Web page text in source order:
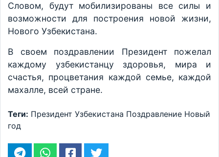
Словом, будут мобилизированы все силы и
возможности для построения новой жизни,
Нового Узбекистана.
В своем поздравлении Президент пожелал
каждому узбекистанцу здоровья, мира и
счастья, процветания каждой семье, каждой
махалле, всей стране.
Теги: Президент Узбекистана Поздравление Новый
год